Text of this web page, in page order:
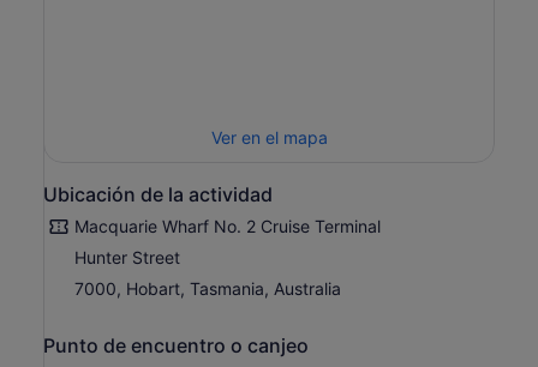
Ver en el mapa
Ubicación de la actividad
Macquarie Wharf No. 2 Cruise Terminal
Hunter Street
7000, Hobart, Tasmania, Australia
Punto de encuentro o canjeo